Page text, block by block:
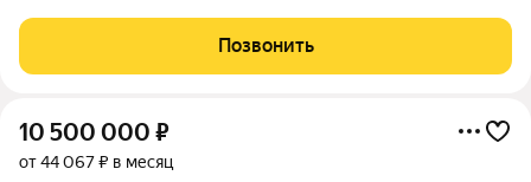
спортивные площадки. Предусмотрена гостевая автостоянка.
В подвале дома предусмотрены
Позвонить
10 500 000 ₽
от 44 067 ₽ в месяц